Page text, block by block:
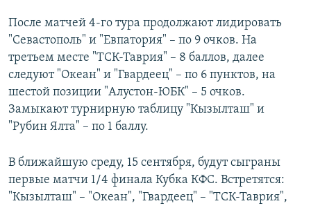
После матчей 4-го тура продолжают лидировать
"Севастополь" и "Евпатория" – по 9 очков. На
третьем месте "ТСК-Таврия" – 8 баллов, далее
следуют "Океан" и "Гвардеец" – по 6 пунктов, на
шестой позиции "Алустон-ЮБК" – 5 очков.
Замыкают турнирную таблицу "Кызылташ" и
"Рубин Ялта" – по 1 баллу.
В ближайшую среду, 15 сентября, будут сыграны
первые матчи 1/4 финала Кубка КФС. Встретятся:
"Кызылташ" – "Океан", "Гвардеец" – "ТСК-Таврия",